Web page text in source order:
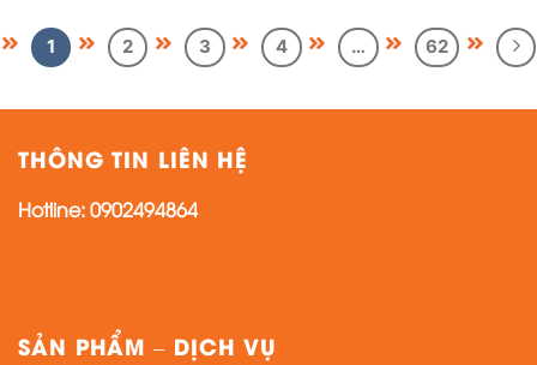
1 2 3 4 … 62
THÔNG TIN LIÊN HỆ
Hotline:0902494864
SẢN PHẨM – DỊCH VỤ